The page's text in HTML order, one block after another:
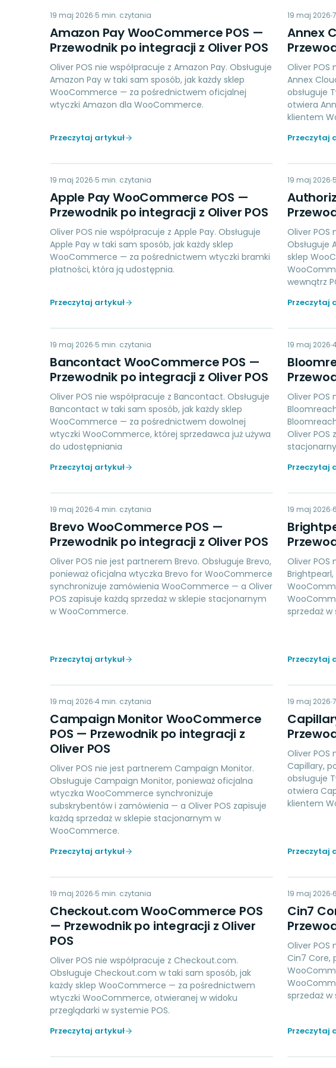
AP
PAYMENTS
19 maj 2026 5 min. czytania
Amazon Pay WooCommerce POS —
Przewodnik po integracji z Oliver POS
Oliver POS nie współpracuje z Amazon Pay. Obsługuje
Amazon Pay w taki sam sposób, jak każdy sklep
WooCommerce — za pośrednictwem oficjalnej
wtyczki Amazon dla WooCommerce.
Przeczytaj artykuł
LOYALTY
19 maj 2026 7
Annex
Oliver POS
Annex
obsługuje
otwiera
klientem
Przeczytaj
AP
PAYMENTS
19 maj 2026 5 min. czytania
Apple Pay WooCommerce POS —
Przewodnik po integracji z Oliver POS
Oliver POS nie współpracuje z Apple Pay. Obsługuje
Apple Pay w taki sam sposób, jak każdy sklep
WooCommerce — za pośrednictwem wtyczki bramki
płatności, która ją udostępnia.
Przeczytaj artykuł
PAYMENTS
19 maj 2026 5
Oliver POS
Obsługuje
sklep
wewnątrz
Przeczytaj
BW
PAYMENTS
19 maj 2026 5 min. czytania
Bancontact WooCommerce POS —
Przewodnik po integracji z Oliver POS
Oliver POS nie współpracuje z Bancontact. Obsługuje
Bancontact w taki sam sposób, jak każdy sklep
WooCommerce — za pośrednictwem dowolnej
wtyczki WooCommerce, której sprzedawca już używa
do udostępniania
Przeczytaj artykuł
19 maj 2026
Oliver POS
Oliver POS
Przeczytaj
BW
MARKETING
19 maj 2026 4 min. czytania
Brevo WooCommerce POS —
Przewodnik po integracji z Oliver POS
Oliver POS nie jest partnerem Brevo. Obsługuje Brevo,
ponieważ oficjalna wtyczka Brevo for WooCommerce
synchronizuje zamówienia WooCommerce — a Oliver
POS zapisuje każdą sprzedaż w sklepie stacjonarnym
w WooCommerce.
Przeczytaj artykuł
19 maj 2026 6
Oliver POS
sprzedaż
Przeczytaj
CM
MARKETING
19 maj 2026 4 min. czytania
Campaign Monitor WooCommerce
POS — Przewodnik po integracji z
Oliver POS
Oliver POS nie jest partnerem Campaign Monitor.
Obsługuje Campaign Monitor, ponieważ oficjalna
wtyczka WooCommerce synchronizuje
subskrybentów i zamówienia — a Oliver POS zapisuje
każdą sprzedaż w sklepie stacjonarnym w
WooCommerce.
Przeczytaj artykuł
LOYALTY
19 maj 2026 7
Oliver POS
Capillary,
obsługuje
otwiera
klientem
Przeczytaj
CC
PAYMENTS
19 maj 2026 5 min. czytania
Checkout.com WooCommerce POS
— Przewodnik po integracji z Oliver
POS
Oliver POS nie współpracuje z Checkout.com.
Obsługuje Checkout.com w taki sam sposób, jak
każdy sklep WooCommerce — za pośrednictwem
wtyczki WooCommerce, otwieranej w widoku
przeglądarki w systemie POS.
Przeczytaj artykuł
19 maj 2026 6
Cin7
Oliver POS
Cin7 Core,
sprzedaż
Przeczytaj